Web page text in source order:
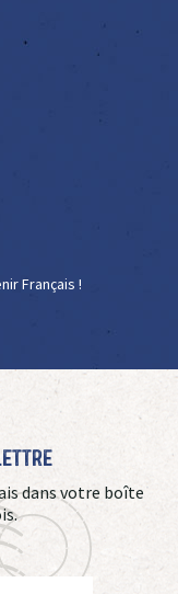
Français !
dans votre boîte